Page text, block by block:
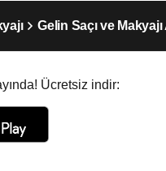
Gelin Saçı ve
Ücretsiz indir: